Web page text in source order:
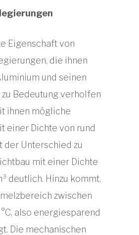
Eigenschaft von
die ihnen
und seinen
zu Bedeutung verholfen
ihnen mögliche
einer Dichte von rund
der Unterschied zu
mit einer Dichte
deutlich. Hinzu kommt,
zwischen
also energiesparend
Die mechanischen